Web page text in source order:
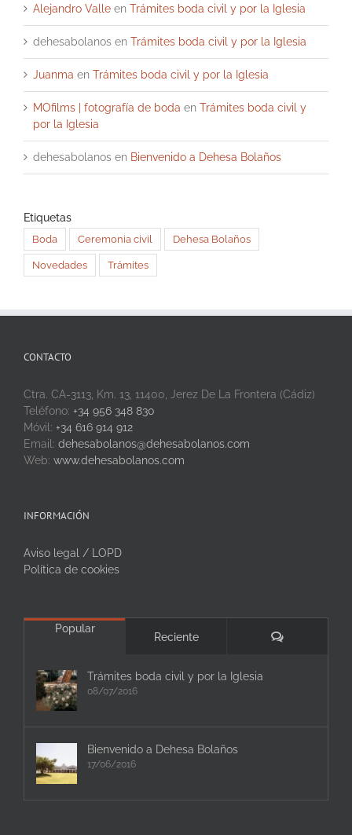
Alejandro Valle en Trámites boda civil y por la Iglesia
dehesabolanos en Trámites boda civil y por la Iglesia
Juanma en Trámites boda civil y por la Iglesia
MOfilms | fotografía de boda en Trámites boda civil y
por la Iglesia
dehesabolanos en Bienvenido a Dehesa Bolaños
Etiquetas
Boda Ceremonia civil Dehesa Bolaños
Novedades Trámites
CONTACTO
Ctra. CA-3113, Km. 13, 11400, Jerez De La Frontera (Cádiz)
Teléfono: +34 956 348 830
Móvil: +34 616 914 912
Email: dehesabolanos@dehesabolanos.com
Web: www.dehesabolanos.com
INFORMACIÓN
Aviso legal / LOPD
Política de cookies
Popular
Reciente Comentarios
Trámites boda civil y por la Iglesia
08/07/2016
Bienvenido a Dehesa Bolaños
17/06/2016